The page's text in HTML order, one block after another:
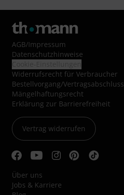
AGB/Impressum
Datenschutzhinweise
Widerrufsrecht für Verbraucher
Bestellvorgang/Vertragsabschluss
Mängelhaftungsrecht
Erklärung zur Barrierefreiheit
Vertrag widerrufen
Über uns
Jobs & Karriere